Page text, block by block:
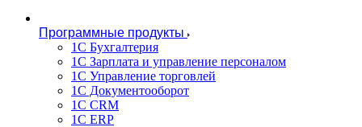
Программные продукты
1С Бухгалтерия
1С Зарплата и управление персоналом
1С Управление торговлей
1С Документооборот
1С CRM
1С ERP